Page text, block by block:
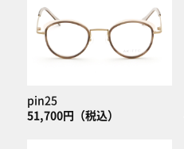
pin25
51,700円（税込）